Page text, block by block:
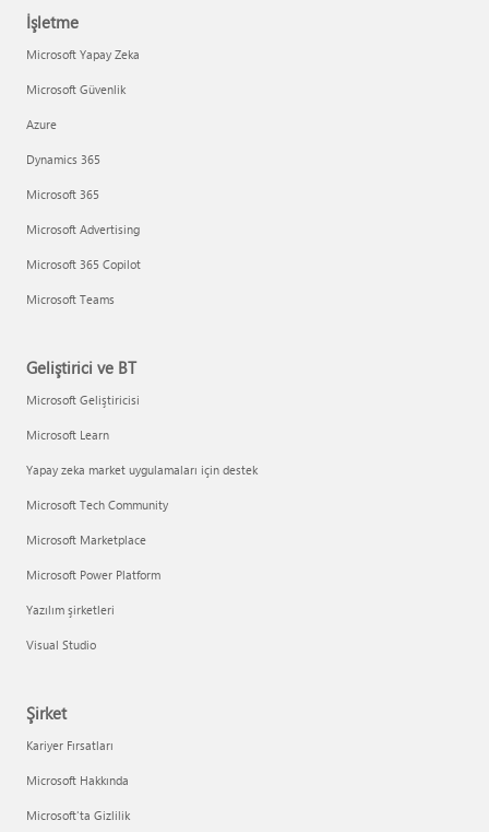
İşletme
Microsoft Yapay Zeka
Microsoft Güvenlik
Azure
Dynamics 365
Microsoft 365
Microsoft Advertising
Microsoft 365 Copilot
Microsoft Teams
Geliştirici ve BT
Microsoft Geliştiricisi
Microsoft Learn
Yapay zeka market uygulamaları için destek
Microsoft Tech Community
Microsoft Marketplace
Microsoft Power Platform
Yazılım şirketleri
Visual Studio
Şirket
Kariyer Fırsatları
Microsoft Hakkında
Microsoft'ta Gizlilik